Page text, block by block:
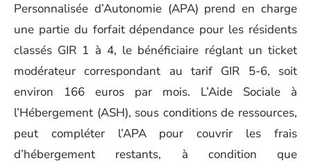
Personnalisée d’Autonomie (APA) prend en charge
une partie du forfait dépendance pour les résidents
classés GIR 1 à 4, le bénéficiaire réglant un ticket
modérateur correspondant au tarif GIR 5-6, soit
environ 166 euros par mois. L’Aide Sociale à
l’Hébergement (ASH), sous conditions de ressources,
peut compléter l’APA pour couvrir les frais
d’hébergement restants, à condition que